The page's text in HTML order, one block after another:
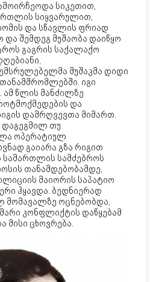
სიკეთით,
სიყვარულით,
და სწავლის ფრიად
შემდეგ მუშაობა დაიწყო
გაგრის საქალაქო
მუშაკმა დიდი
იგი
ამ წლის მანძილზე
და
დამრღვევთა მიმართ.
თუ
ოპერატიულ
გაიარა გზა რიგით
სამძებროს
თანამდებობამდე,
მაიორის საპატიო
ჰყავდა. ბედნიერად
მომავალზე ოცნებობდა,
კონფლიქტის დაწყებამ
მისი ცხოვრება.